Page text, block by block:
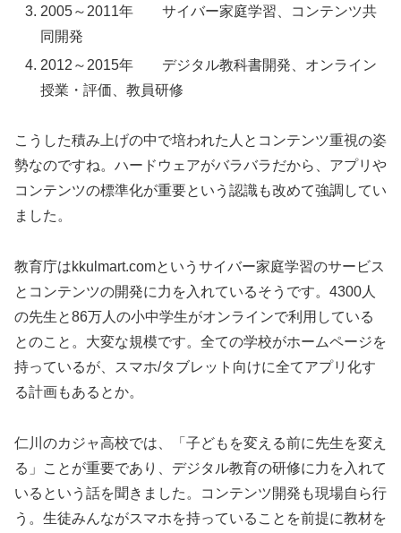
2005～2011年 サイバー家庭学習、コンテンツ共
同開発
2012～2015年 デジタル教科書開発、オンライン
授業・評価、教員研修
こうした積み上げの中で培われた人とコンテンツ重視の姿
勢なのですね。ハードウェアがバラバラだから、アプリや
コンテンツの標準化が重要という認識も改めて強調してい
ました。
教育庁はkkulmart.comというサイバー家庭学習のサービス
とコンテンツの開発に力を入れているそうです。4300人
の先生と86万人の小中学生がオンラインで利用している
とのこと。大変な規模です。全ての学校がホームページを
持っているが、スマホ/タブレット向けに全てアプリ化す
る計画もあるとか。
仁川のカジャ高校では、「子どもを変える前に先生を変え
る」ことが重要であり、デジタル教育の研修に力を入れて
いるという話を聞きました。コンテンツ開発も現場自ら行
う。生徒みんながスマホを持っていることを前提に教材を